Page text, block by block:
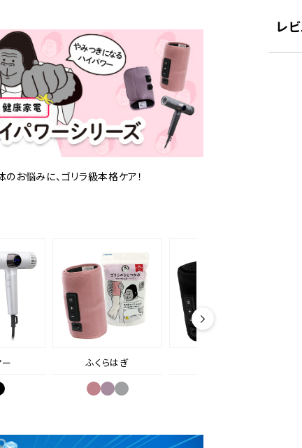
お悩みに、ゴリラ級本格ケア！
ー ふくらはぎ
レビ